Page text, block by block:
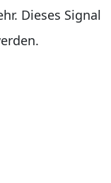
Dieses Signal